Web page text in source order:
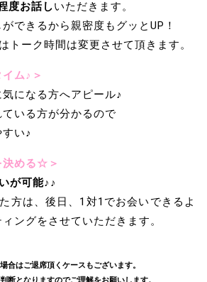
度お話しいただきます。
できるから親密度もグッとUP！
トーク時間は変更させて頂きます。
ム♪＞
になる方へアピール♪
いる方が分かるので
い♪
決める☆＞
が可能♪♪
方は、後日、1対1でお会いできるよ
ングをさせていただきます。
合はご退席頂くケースもございます。
断となりますのでご理解をお願いします。